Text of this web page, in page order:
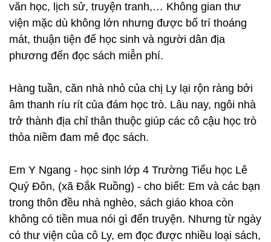
văn học, lịch sử, truyện tranh,… Không gian thư
viện mặc dù không lớn nhưng được bố trí thoáng
mát, thuận tiện để học sinh và người dân địa
phương đến đọc sách miễn phí.
Hàng tuần, căn nhà nhỏ của chị Ly lại rộn ràng bởi
âm thanh ríu rít của đám học trò. Lâu nay, ngôi nhà
trở thành địa chỉ thân thuộc giúp các cô cậu học trò
thỏa niềm đam mê đọc sách.
Em Y Ngang - học sinh lớp 4 Trường Tiểu học Lê
Quý Đôn, (xã Đắk Ruồng) - cho biết: Em và các bạn
trong thôn đều nhà nghèo, sách giáo khoa còn
không có tiền mua nói gì đến truyện. Nhưng từ ngày
có thư viện của cô Ly, em đọc được nhiều loại sách,